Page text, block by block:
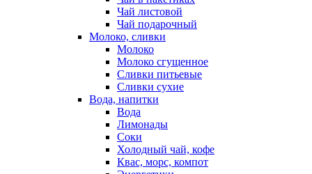
Чай листовой
Чай подарочный
Молоко, сливки
Молоко
Молоко сгущенное
Сливки питьевые
Сливки сухие
Вода, напитки
Вода
Лимонады
Соки
Холодный чай, кофе
Квас, морс, компот